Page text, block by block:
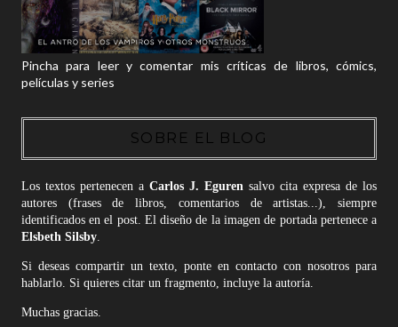
Pincha para leer y comentar mis críticas de libros, cómics,
películas y series
SOBRE EL BLOG
Los textos pertenecen a Carlos J. Egurensalvo cita expresa de los
autores (frases de libros, comentarios de artistas...), siempre
identificados en el post. El diseño de la imagen de portada pertenece a
Elsbeth Silsby.
Si deseas compartir un texto, ponte en contacto con nosotros para
hablarlo. Si quieres citar un fragmento, incluye la autoría.
Muchas gracias.